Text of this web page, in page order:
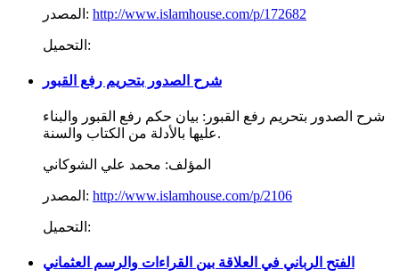
المصدر: http://www.islamhouse.com/p/172682
التحميل:
شرح الصدور بتحريم رفع القبور
شرح الصدور بتحريم رفع القبور: بيان حكم رفع القبور والبناء
عليها بالأدلة من الكتاب والسنة.
المؤلف: محمد علي الشوكاني
المصدر: http://www.islamhouse.com/p/2106
التحميل:
الفتح الرباني في العلاقة بين القراءات والرسم العثماني